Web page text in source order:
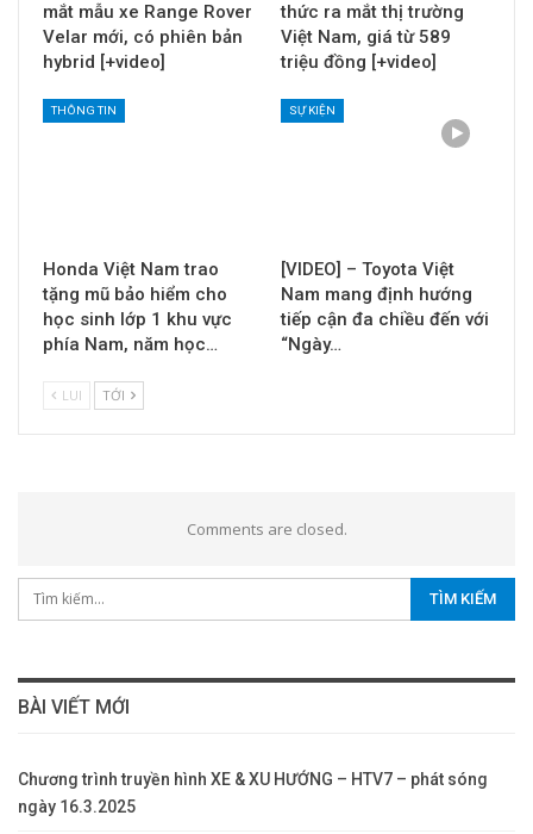
mắt mẫu xe Range Rover
Velar mới, có phiên bản
hybrid [+video]
thức ra mắt thị trường
Việt Nam, giá từ 589
triệu đồng [+video]
THÔNG TIN
Honda Việt Nam trao
tặng mũ bảo hiểm cho
học sinh lớp 1 khu vực
phía Nam, năm học…
SỰ KIỆN
[VIDEO] – Toyota Việt
Nam mang định hướng
tiếp cận đa chiều đến với
“Ngày…
LUI TỚI
Comments are closed.
BÀI VIẾT MỚI
Chương trình truyền hình XE & XU HƯỚNG – HTV7 – phát sóng
ngày 16.3.2025